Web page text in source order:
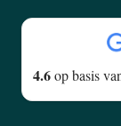
4.6op basis